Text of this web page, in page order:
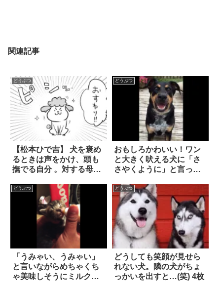
関連記事
どうぶつ
【松本ひで吉】 犬を褒め
るときは声をかけ、頭も
撫でる自分 。対する母
どうぶつ
おもしろかわいい！ワン
と大きく吠える犬に「さ
さやくように」と言った
どうぶつ
「うみゃい、うみゃい」
と言いながらめちゃくち
ゃ美味しそうにミルクを
どうぶつ
どうしても笑顔が見せら
れない犬。隣の犬がちょ
っかいを出すと…(笑) 4枚